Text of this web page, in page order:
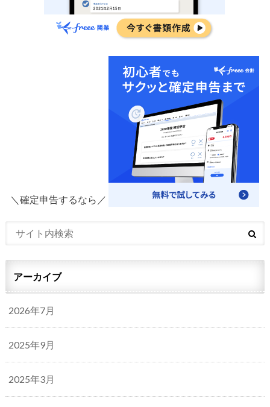
＼確定申告するなら／
アーカイブ
2026年7月
2025年9月
2025年3月